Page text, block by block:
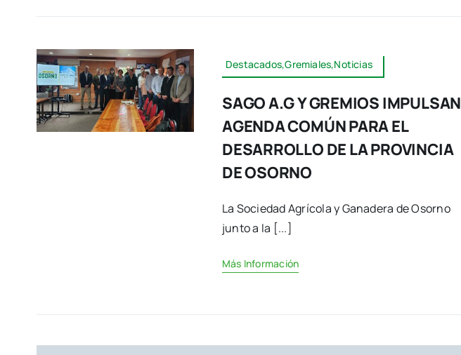
Destacados,Gremiales,Noticias
SAGO A.G Y GREMIOS IMPULSAN
AGENDA COMÚN PARA EL
DESARROLLO DE LA PROVINCIA
DE OSORNO
La Sociedad Agrícola y Ganadera de Osorno
junto a la [...]
Más Información